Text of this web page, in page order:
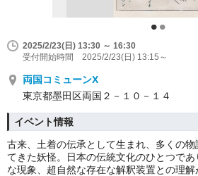
2025/2/23(日) 13:30 ～ 16:30
受付開始時間 2025/2/23(日) 13:15～
両国コミューンX
東京都墨田区両国２－１０－１４
イベント情報
古来、土着の伝承として生まれ、多くの
てきた妖怪。日本の伝統文化のひとつで
な現象、超自然な存在な解釈装置との理